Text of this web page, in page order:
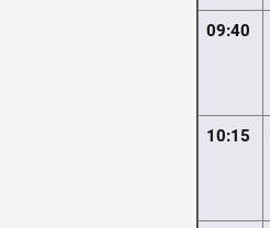
09:40
10:15